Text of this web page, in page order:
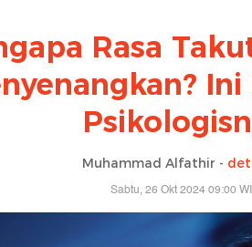
Rasa
Ini
Muhammad Alfathir -
Sabtu, 26 Okt 2024 09:00